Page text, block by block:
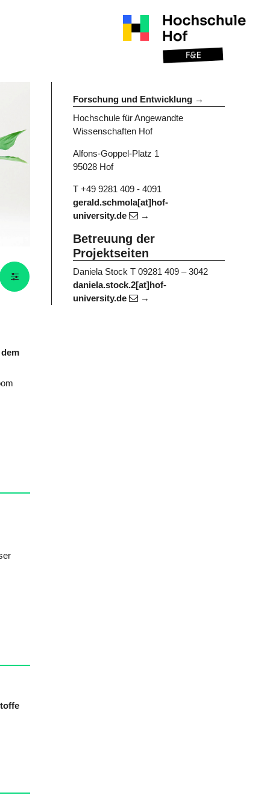
Forschung und Entwicklung
Hochschule für Angewandte
Wissenschaften Hof
Alfons-Goppel-Platz 1
95028 Hof
T +49 9281 409 - 4091
gerald.schmola[at]hof-
university.de
Betreuung der
Projektseiten
Daniela Stock T 09281 409 – 3042
daniela.stock.2[at]hof-
university.de